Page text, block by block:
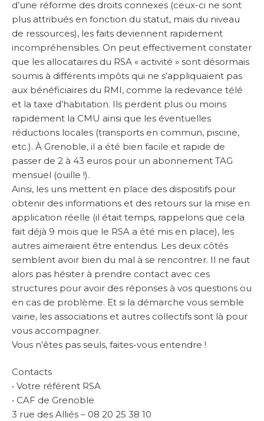
d’une réforme des droits connexes (ceux-ci ne sont
plus attribués en fonction du statut, mais du niveau
de ressources), les faits deviennent rapidement
incompréhensibles. On peut effectivement constater
que les allocataires du RSA « activité » sont désormais
soumis à différents impôts qui ne s’appliquaient pas
aux bénéficiaires du RMI, comme la redevance télé
et la taxe d’habitation. Ils perdent plus ou moins
rapidement la CMU ainsi que les éventuelles
réductions locales (transports en commun, piscine,
etc.). À Grenoble, il a été bien facile et rapide de
passer de 2 à 43 euros pour un abonnement TAG
mensuel (ouille !).
Ainsi, les uns mettent en place des dispositifs pour
obtenir des informations et des retours sur la mise en
application réelle (il était temps, rappelons que cela
fait déjà 9 mois que le RSA a été mis en place), les
autres aimeraient être entendus. Les deux côtés
semblent avoir bien du mal à se rencontrer. Il ne faut
alors pas hésiter à prendre contact avec ces
structures pour avoir des réponses à vos questions ou
en cas de problème. Et si la démarche vous semble
vaine, les associations et autres collectifs sont là pour
vous accompagner.
Vous n’êtes pas seuls, faites-vous entendre !
Contacts
• Votre référent RSA
• CAF de Grenoble
3 rue des Alliés – 08 20 25 38 10